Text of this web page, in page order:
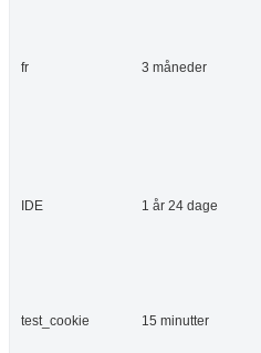
fr 3 måneder
IDE 1 år 24 dage
test_cookie 15 minutter